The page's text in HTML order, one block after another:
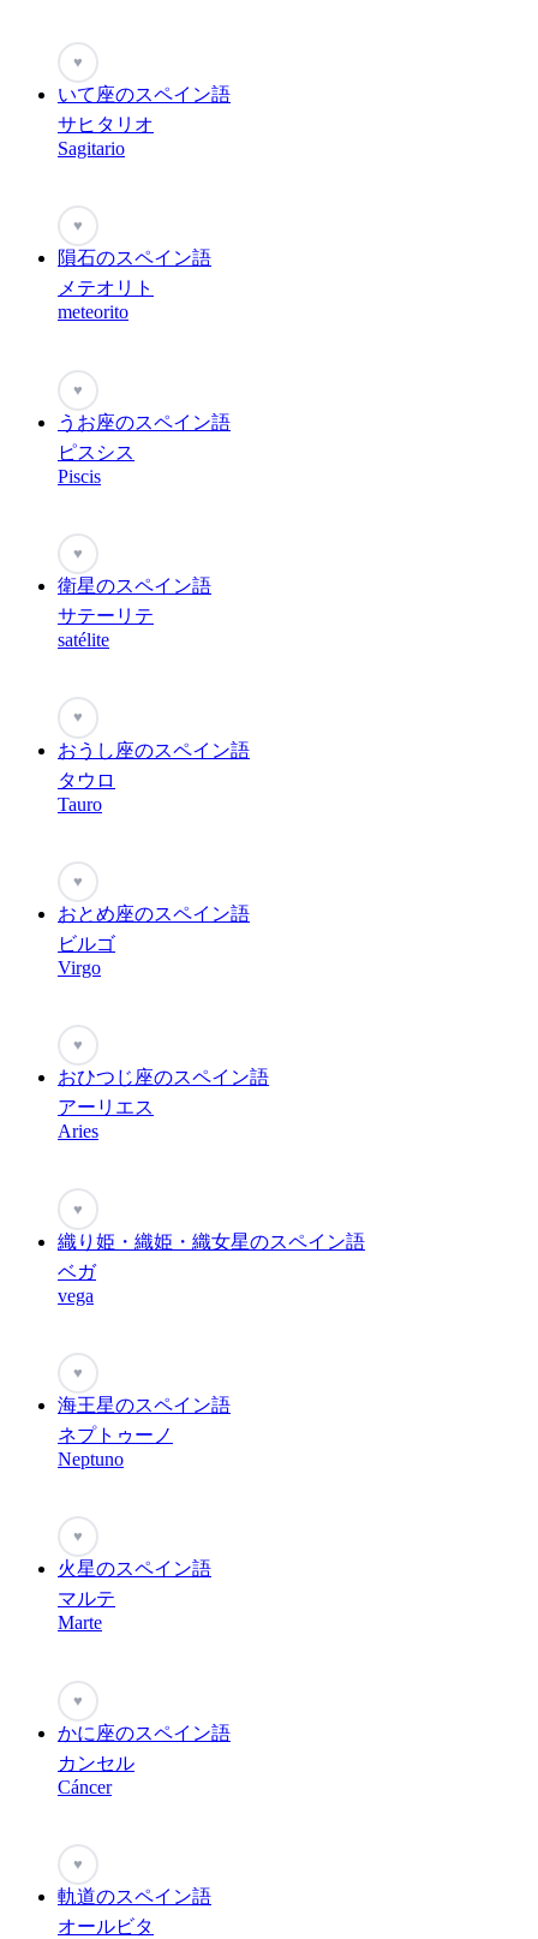
♥
いて座のスペイン語
サヒタリオ
Sagitario
♥
隕石のスペイン語
メテオリト
meteorito
♥
うお座のスペイン語
ピスシス
Piscis
♥
衛星のスペイン語
サテーリテ
satélite
♥
おうし座のスペイン語
タウロ
Tauro
♥
おとめ座のスペイン語
ビルゴ
Virgo
♥
おひつじ座のスペイン語
アーリエス
Aries
♥
織り姫・織姫・織女星のスペイン語
ベガ
vega
♥
海王星のスペイン語
ネプトゥーノ
Neptuno
♥
火星のスペイン語
マルテ
Marte
♥
かに座のスペイン語
カンセル
Cáncer
♥
軌道のスペイン語
オールビタ